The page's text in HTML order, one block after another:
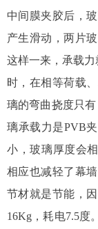
中间膜夹胶后，
产生滑动，两片
这样一来，承载
时，在相等荷载
璃的弯曲挠度只
璃承载力是PVB
小，玻璃厚度会
相应也减轻了幕
节材就是节能，
16Kg，耗电7.5度